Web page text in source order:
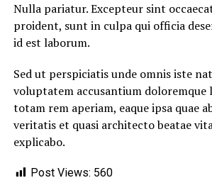
Nulla pariatur. Excepteur sint
proident, sunt in culpa qui officia
id est laborum.
Sed ut perspiciatis unde omnis iste
voluptatem accusantium doloremque
totam rem aperiam, eaque ipsa quae
veritatis et quasi architecto beatae
explicabo.
Post Views: 560